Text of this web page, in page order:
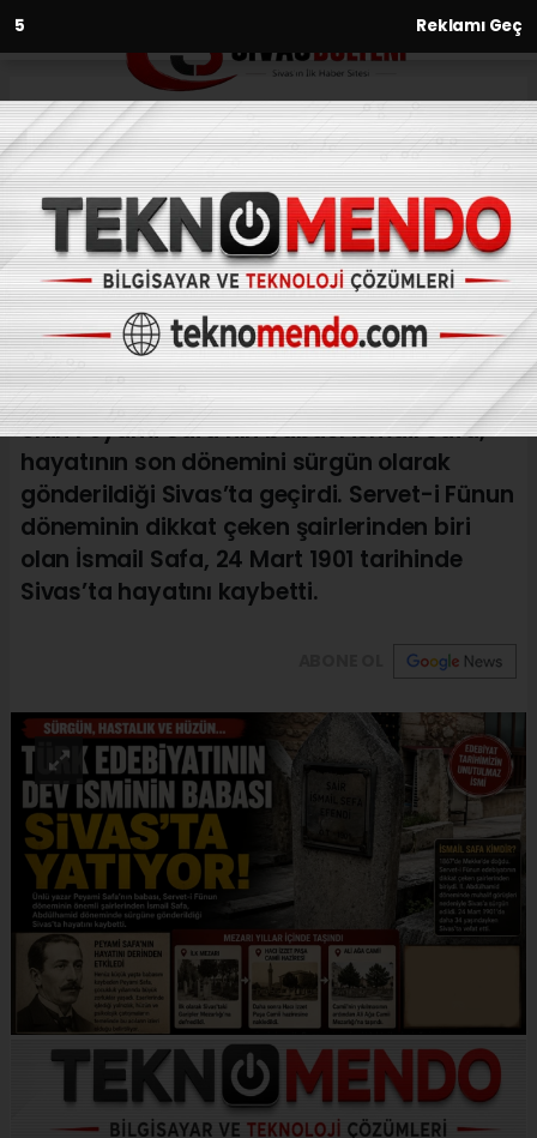
3 Reklamı Geç
Anasayfa Kültür-Sanat-Tarih
Peyami Safa’nın Babası İsmail
Safa’nın Sivas’taki Mezarı
KÜLTÜR-SANAT-TARIH
(Web Sitesi) - Web Sitesi | 28.05.2026 - 19:44, Güncelleme:
28.05.2026 - 20:03
Türk edebiyatının önemli isimlerinden biri
olan Peyami Safa’nın babası İsmail Safa,
hayatının son dönemini sürgün olarak
gönderildiği Sivas’ta geçirdi. Servet-i Fünun
döneminin dikkat çeken şairlerinden biri
olan İsmail Safa, 24 Mart 1901 tarihinde
Sivas’ta hayatını kaybetti.